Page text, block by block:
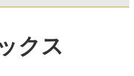
クス